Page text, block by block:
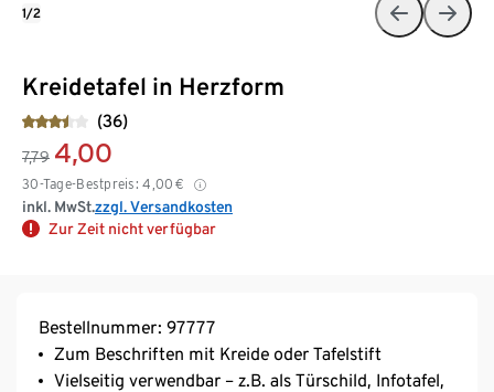
Kreidetafel in Herzform
(36)
7,79 4,00
30-Tage-Bestpreis: 4,00 €
inkl. MwSt.zzgl. Versandkosten
Zur Zeit nicht verfügbar
1/2
Bestellnummer: 97777
Zum Beschriften mit Kreide oder Tafelstift
Vielseitig verwendbar – z.B. als Türschild, Infotafel,